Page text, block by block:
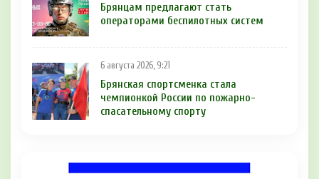
Брянцам предлагают cтать
оперaтoрами бeспилотных систeм
6 августа 2026, 9:21
Брянская спортсменка стала
чемпионкой России по пожарно-
спасательному спорту